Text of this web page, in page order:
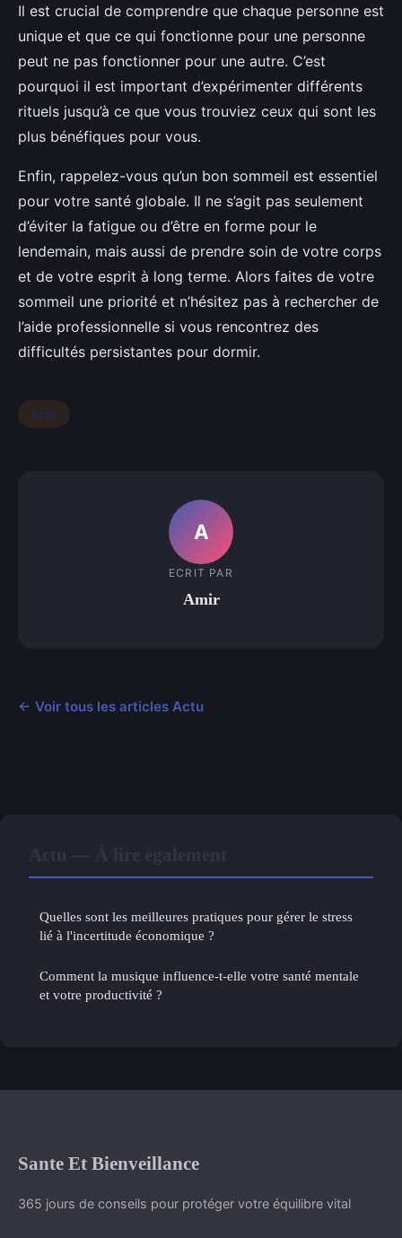
Il est crucial de comprendre que chaque personne est
unique et que ce qui fonctionne pour une personne
peut ne pas fonctionner pour une autre. C’est
pourquoi il est important d’expérimenter différents
rituels jusqu’à ce que vous trouviez ceux qui sont les
plus bénéfiques pour vous.
Enfin, rappelez-vous qu’un bon sommeil est essentiel
pour votre santé globale. Il ne s’agit pas seulement
d’éviter la fatigue ou d’être en forme pour le
lendemain, mais aussi de prendre soin de votre corps
et de votre esprit à long terme. Alors faites de votre
sommeil une priorité et n’hésitez pas à rechercher de
l’aide professionnelle si vous rencontrez des
difficultés persistantes pour dormir.
Actu
A
ECRIT PAR
Amir
← Voir tous les articles Actu
Quelles sont les meilleures pratiques pour gérer le stress
lié à l'incertitude économique ?
Comment la musique influence-t-elle votre santé mentale
et votre productivité ?
Sante Et Bienveillance
365 jours de conseils pour protéger votre équilibre vital